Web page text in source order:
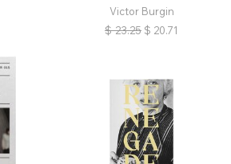
Victor Burgin
$ 23.25 $ 20.71